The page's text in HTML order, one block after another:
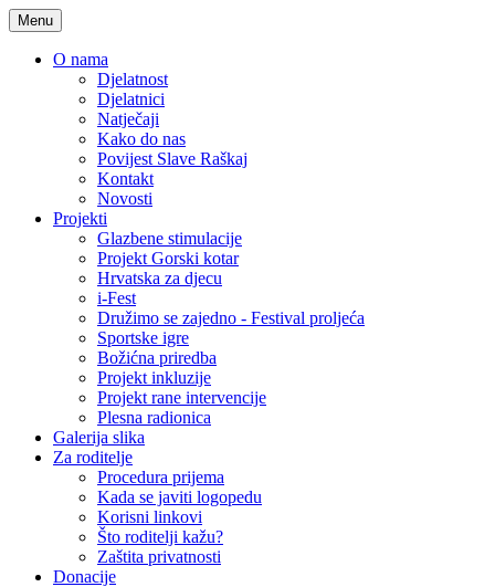
Menu
O nama
Djelatnost
Djelatnici
Natječaji
Kako do nas
Povijest Slave Raškaj
Kontakt
Novosti
Projekti
Glazbene stimulacije
Projekt Gorski kotar
Hrvatska za djecu
i-Fest
Družimo se zajedno - Festival proljeća
Sportske igre
Božićna priredba
Projekt inkluzije
Projekt rane intervencije
Plesna radionica
Galerija slika
Za roditelje
Procedura prijema
Kada se javiti logopedu
Korisni linkovi
Što roditelji kažu?
Zaštita privatnosti
Donacije